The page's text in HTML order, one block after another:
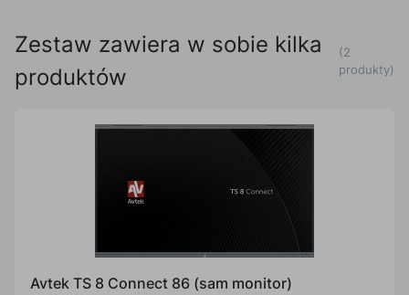
Zestaw zawiera w sobie kilka
produktów
(2
produkty)
Avtek TS 8 Connect 86 (sam monitor)